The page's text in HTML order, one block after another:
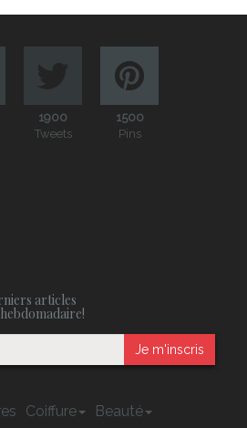
1900
Tweets
1500
Pins
articles
Je m'inscris
Coiffure
Beauté